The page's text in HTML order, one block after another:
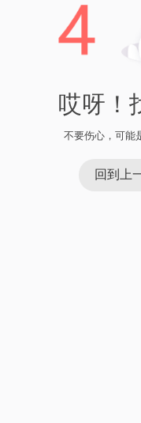
哎呀！
不要伤心，可能
回到上